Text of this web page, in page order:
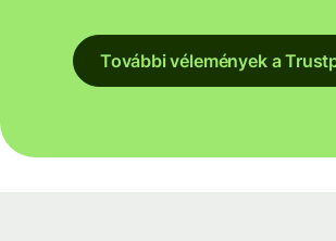
További vélemények a